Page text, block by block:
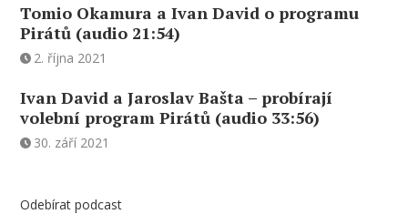
Tomio Okamura a Ivan David o programu
Pirátů (audio 21:54)
2. října 2021
Ivan David a Jaroslav Bašta – probírají
volební program Pirátů (audio 33:56)
30. září 2021
Odebírat podcast